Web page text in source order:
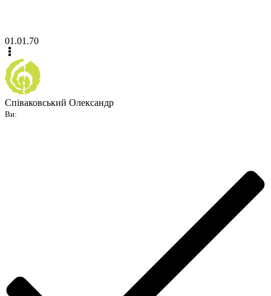
01.01.70
Співаковський Олександр
Ви: